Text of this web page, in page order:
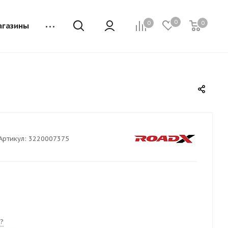
0 0 0
3220007375